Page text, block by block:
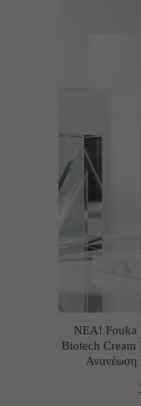
ΝΕΑ! Fouka
Biotech Cream
Ανανέωση